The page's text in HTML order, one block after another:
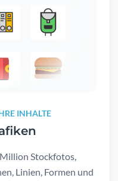
INHALTE
Stockfotos,
Linien, Formen und